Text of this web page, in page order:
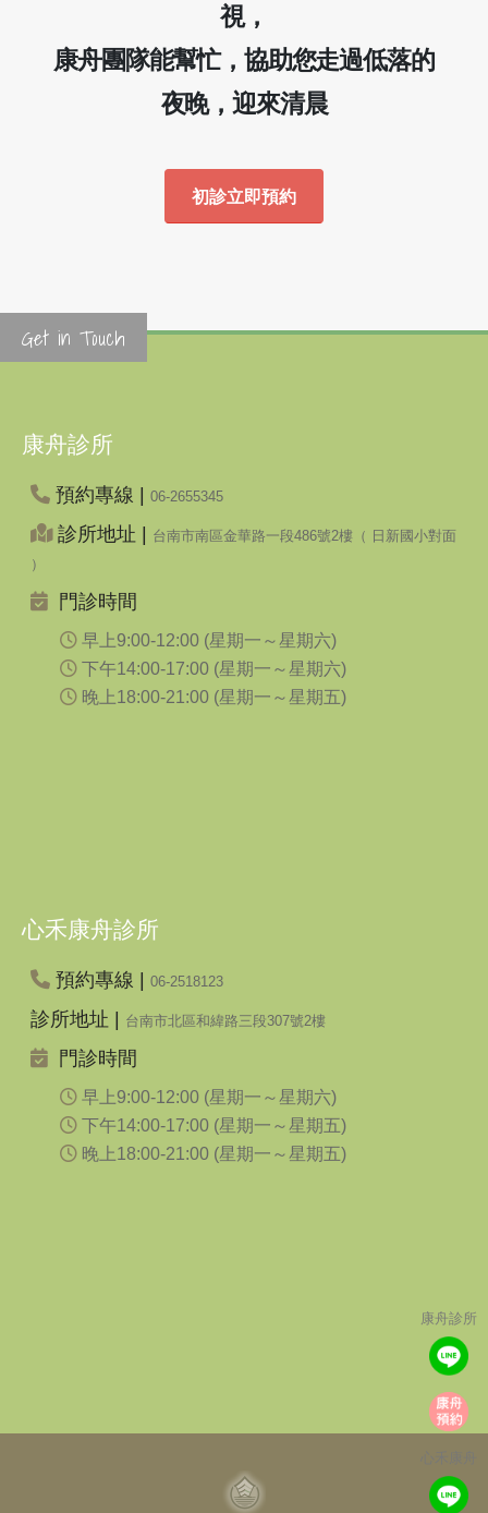
視，
康舟團隊能幫忙，協助您走過低落的
夜晚，迎來清晨
初診立即預約
康舟診所
Get in Touch
康舟診所
預約專線 | 06-2655345
診所地址 |
台南市南區金華路一段486號2樓（ 日新國小對面
）
門診時間
早上9:00-12:00 (星期一～星期六)
下午14:00-17:00 (星期一～星期六)
晚上18:00-21:00 (星期一～星期五)
心禾康舟診所
預約專線 | 06-2518123
診所地址 | 台南市北區和緯路三段307號2樓
門診時間
早上9:00-12:00 (星期一～星期六)
下午14:00-17:00 (星期一～星期五)
晚上18:00-21:00 (星期一～星期五)